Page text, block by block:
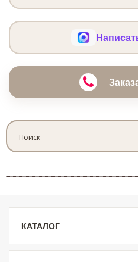
КАТАЛОГ